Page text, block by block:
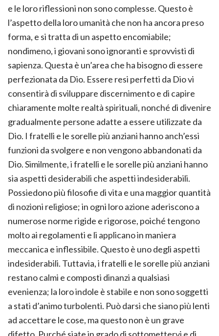
e le loro riflessioni non sono complesse. Questo è
l’aspetto della loro umanità che non ha ancora preso
forma, e si tratta di un aspetto encomiabile;
nondimeno, i giovani sono ignoranti e sprovvisti di
sapienza. Questa è un’area che ha bisogno di essere
perfezionata da Dio. Essere resi perfetti da Dio vi
consentirà di sviluppare discernimento e di capire
chiaramente molte realtà spirituali, nonché di divenire
gradualmente persone adatte a essere utilizzate da
Dio. I fratelli e le sorelle più anziani hanno anch’essi
funzioni da svolgere e non vengono abbandonati da
Dio. Similmente, i fratelli e le sorelle più anziani hanno
sia aspetti desiderabili che aspetti indesiderabili.
Possiedono più filosofie di vita e una maggior quantità
di nozioni religiose; in ogni loro azione aderiscono a
numerose norme rigide e rigorose, poiché tengono
molto ai regolamenti e li applicano in maniera
meccanica e inflessibile. Questo è uno degli aspetti
indesiderabili. Tuttavia, i fratelli e le sorelle più anziani
restano calmi e composti dinanzi a qualsiasi
evenienza; la loro indole è stabile e non sono soggetti
a stati d’animo turbolenti. Può darsi che siano più lenti
ad accettare le cose, ma questo non è un grave
difetto. Purché siate in grado di sottomettervi e di